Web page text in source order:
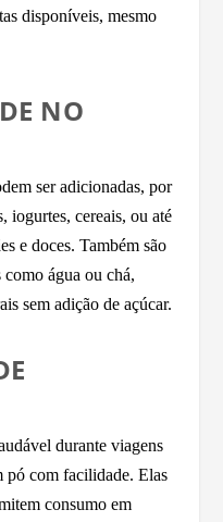
disponíveis, mesmo
NO
ser adicionadas, por
iogurtes, cereais, ou até
e doces. Também são
água ou chá,
sem adição de açúcar.
durante viagens
pó com facilidade. Elas
consumo em